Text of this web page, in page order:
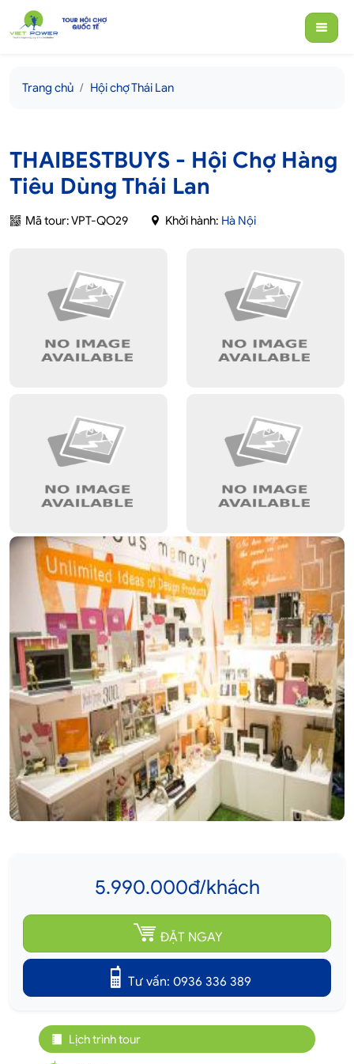
Trang chủ Hội chợ Thái Lan
THAIBESTBUYS - Hội Chợ Hàng
Tiêu Dùng Thái Lan
Mã tour: VPT-QO29 Khởi hành: Hà Nội
5.990.000đ/khách
ĐẶT NGAY
Tư vấn: 0936 336 389
Lịch trình tour